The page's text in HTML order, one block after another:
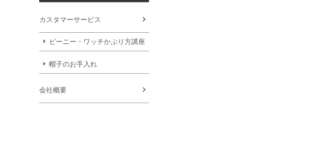
カスタマーサービス
ビーニー・ワッチかぶり方講座
帽子のお手入れ
会社概要